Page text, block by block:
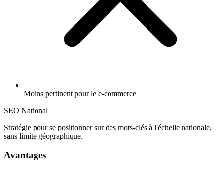
Moins pertinent pour le e-commerce
SEO National
Stratégie pour se positionner sur des mots-clés à l'échelle nationale,
sans limite géographique.
Avantages